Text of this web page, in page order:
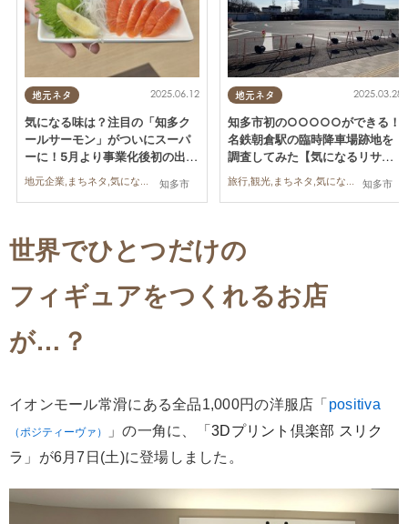
地元ネタ
知多市
2025.06.12
気になる味は？注目の「知多ク
ールサーモン」がついにスーパ
ーに！5月より事業化後初の出荷
開始【気になるリサーチ#25】
地元企業,まちネタ,気になるリサーチ
地元ネタ
知多市
2025.03.28
知多市初の○○○○○ができる！
名鉄朝倉駅の臨時降車場跡地を
調査してみた【気になるリサー
チ#21】
旅行,観光,まちネタ,気になるリサーチ,家族,おひとりさま
世界でひとつだけの
フィギュアをつくれるお店
が…？
イオンモール常滑にある全品1,000円の洋服店 「 positiva
（ポジティーヴァ） 」の一角に、「 3Dプリント倶楽部 スリク
ラ 」が6月7日(土)に登場しました。